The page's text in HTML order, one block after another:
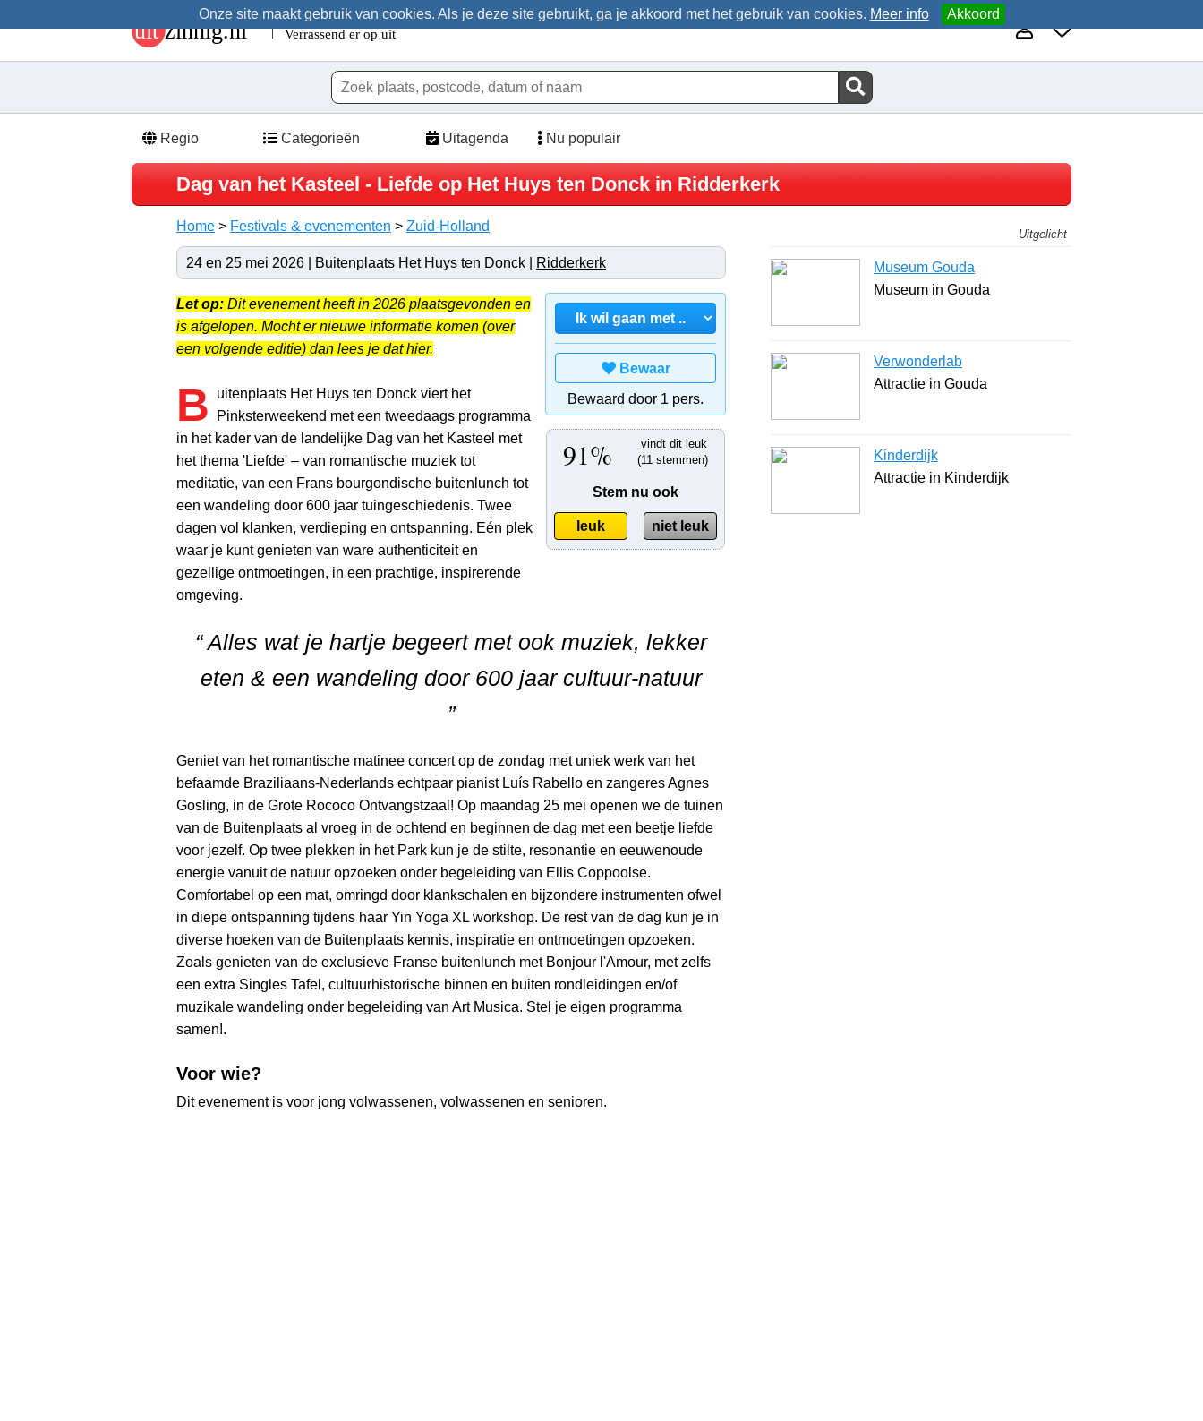
Onze site maakt gebruik van cookies. Als je deze site gebruikt, ga je akkoord met het gebruik van cookies. Meer info Akkoord
Regio Categorieën Uitagenda Nu populair
Dag van het Kasteel - Liefde op Het Huys ten Donck in Ridderkerk
Home > Festivals & evenementen > Zuid-Holland
24 en 25 mei 2026 | Buitenplaats Het Huys ten Donck | Ridderkerk
Bewaar
Bewaard door 1 pers.
vindt dit leuk
(11 stemmen)
91%
Stem nu ook
leuk niet leuk
Let op: Dit evenement heeft in 2026 plaatsgevonden en
is afgelopen. Mocht er nieuwe informatie komen (over
een volgende editie) dan lees je dat hier.
B
uitenplaats Het Huys ten Donck viert het
Pinksterweekend met een tweedaags programma
in het kader van de landelijke Dag van het Kasteel met
het thema 'Liefde' – van romantische muziek tot
meditatie, van een Frans bourgondische buitenlunch tot
een wandeling door 600 jaar tuingeschiedenis. Twee
dagen vol klanken, verdieping en ontspanning. Eén plek
waar je kunt genieten van ware authenticiteit en
gezellige ontmoetingen, in een prachtige, inspirerende
omgeving.
“ Alles wat je hartje begeert met ook muziek, lekker
eten & een wandeling door 600 jaar cultuur-natuur
”
Geniet van het romantische matinee concert op de zondag met uniek werk van het
befaamde Braziliaans-Nederlands echtpaar pianist Luís Rabello en zangeres Agnes
Gosling, in de Grote Rococo Ontvangstzaal! Op maandag 25 mei openen we de tuinen
van de Buitenplaats al vroeg in de ochtend en beginnen de dag met een beetje liefde
voor jezelf. Op twee plekken in het Park kun je de stilte, resonantie en eeuwenoude
energie vanuit de natuur opzoeken onder begeleiding van Ellis Coppoolse.
Comfortabel op een mat, omringd door klankschalen en bijzondere instrumenten ofwel
in diepe ontspanning tijdens haar Yin Yoga XL workshop. De rest van de dag kun je in
diverse hoeken van de Buitenplaats kennis, inspiratie en ontmoetingen opzoeken.
Zoals genieten van de exclusieve Franse buitenlunch met Bonjour l'Amour, met zelfs
een extra Singles Tafel, cultuurhistorische binnen en buiten rondleidingen en/of
muzikale wandeling onder begeleiding van Art Musica. Stel je eigen programma
samen!.
Voor wie?
Dit evenement is voor jong volwassenen, volwassenen en senioren.
Uitgelicht
Museum Gouda
Museum in Gouda
Verwonderlab
Attractie in Gouda
Kinderdijk
Attractie in Kinderdijk